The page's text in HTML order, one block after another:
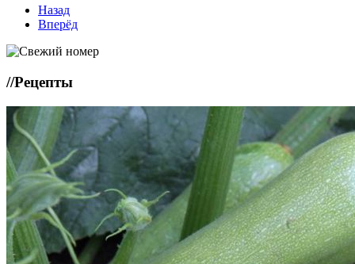
Назад
Вперёд
//Рецепты